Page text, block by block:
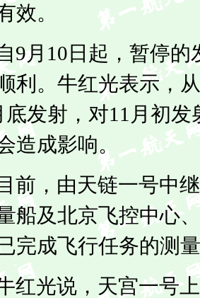
效。
10日起，暂停的
利。牛红光表示，
底发射，对11月初
造成影响。
，由天链一号中继
船及北京飞控中心
完成飞行任务的测
说，天宫一号上